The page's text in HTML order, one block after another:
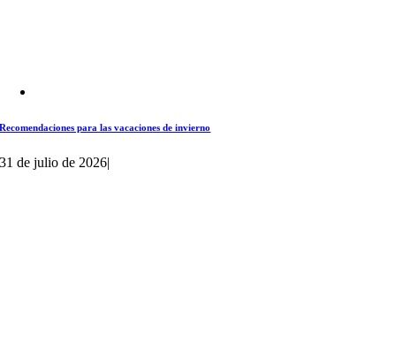
Recomendaciones para las vacaciones de invierno
31 de julio de 2026|